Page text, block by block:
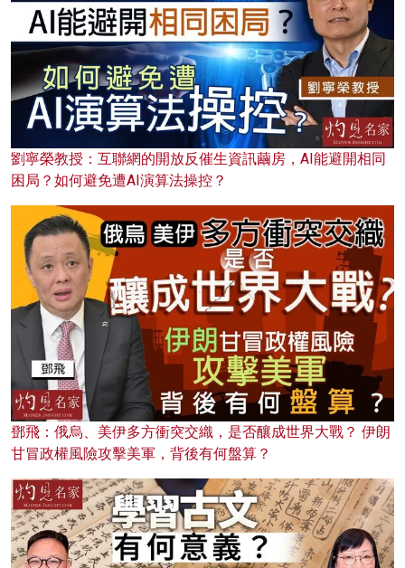
劉寧榮教授：互聯網的開放反催生資訊繭房，AI能避開相同
困局？如何避免遭AI演算法操控？
鄧飛：俄烏、美伊多方衝突交織，是否釀成世界大戰？ 伊朗
甘冒政權風險攻擊美軍，背後有何盤算？